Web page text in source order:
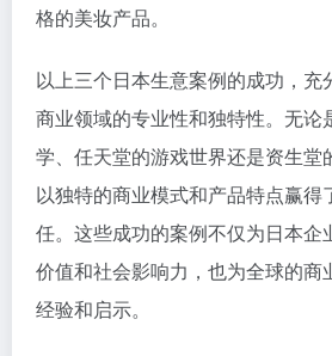
格的美妆产品。
以上三个日本生意案例的成功，充
商业领域的专业性和独特性。无论
学、任天堂的游戏世界还是资生堂
以独特的商业模式和产品特点赢得
任。这些成功的案例不仅为日本企
价值和社会影响力，也为全球的商
经验和启示。